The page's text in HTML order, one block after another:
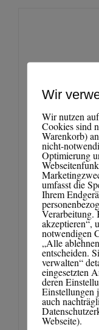
Wir
Wir nutzen
Cookies sind
Warenkorb)
nicht-
Optimierung
umfasst die
Ihrem
Verarbeitung.
akzeptieren“,
notwendigen
„Alle
entscheiden.
verwalten“
eingesetzten
deren
Einstellungen
auch
Webseite).